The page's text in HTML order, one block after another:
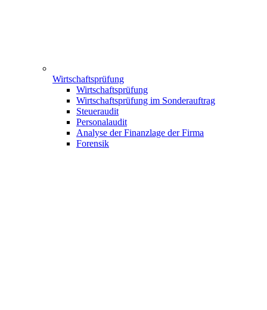
Wirtschaftsprüfung
Wirtschaftsprüfung
Wirtschaftsprüfung im Sonderauftrag
Steueraudit
Personalaudit
Analyse der Finanzlage der Firma
Forensik